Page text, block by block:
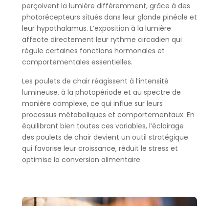
perçoivent la lumière différemment, grâce à des
photorécepteurs situés dans leur glande pinéale et
leur hypothalamus. L’exposition à la lumière
affecte directement leur rythme circadien qui
régule certaines fonctions hormonales et
comportementales essentielles.
Les poulets de chair réagissent à l’intensité
lumineuse, à la photopériode et au spectre de
manière complexe, ce qui influe sur leurs
processus métaboliques et comportementaux. En
équilibrant bien toutes ces variables, l’éclairage
des poulets de chair devient un outil stratégique
qui favorise leur croissance, réduit le stress et
optimise la conversion alimentaire.